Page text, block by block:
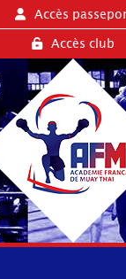
Accès
Accès club